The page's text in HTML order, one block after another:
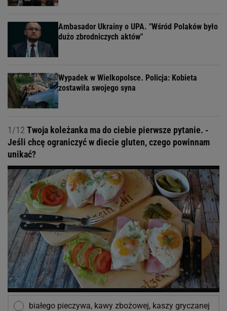
Ambasador Ukrainy o UPA. "Wśród Polaków było
dużo zbrodniczych aktów"
Wypadek w Wielkopolsce. Policja: Kobieta
zostawiła swojego syna
1/12 Twoja koleżanka ma do ciebie pierwsze pytanie. -
Jeśli chcę ograniczyć w diecie gluten, czego powinnam
unikać?
białego pieczywa, kawy zbożowej, kaszy gryczanej